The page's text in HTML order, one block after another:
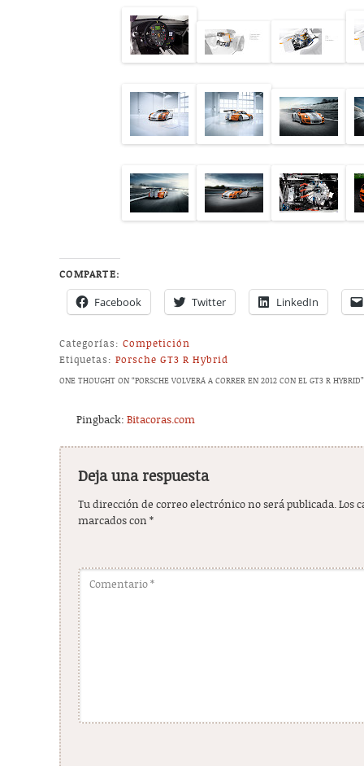
COMPARTE:
Facebook Twitter LinkedIn
Categorías: Competición
Etiquetas: Porsche GT3 R Hybrid
ONE THOUGHT ON “PORSCHE VOLVERÁ A CORRER EN 2012 CON EL GT3 R HYBRID”
Pingback:Bitacoras.com
Deja una respuesta
Tu dirección de correo electrónico no será publicada. Los
marcados con*
Comentario*